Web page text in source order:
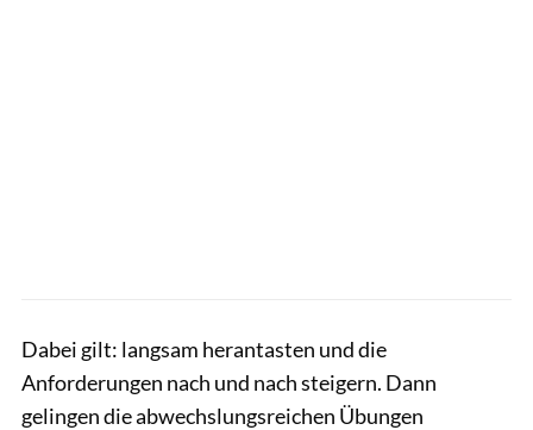
Dabei gilt: langsam herantasten und die
Anforderungen nach und nach steigern. Dann
gelingen die abwechslungsreichen Übungen